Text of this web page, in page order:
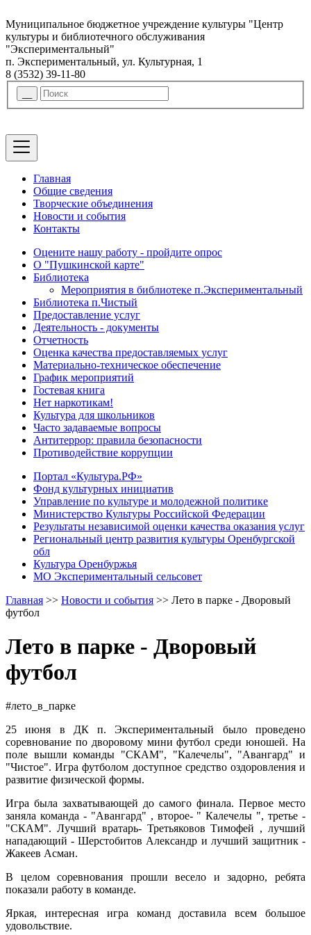
Муниципальное бюджетное учреждение культуры "Центр
культуры и библиотечного обслуживания
"Экспериментальный"
п. Экспериментальный, ул. Культурная, 1
8 (3532) 39-11-80
Главная
Общие сведения
Творческие объединения
Новости и события
Контакты
Оцените нашу работу - пройдите опрос
О "Пушкинской карте"
Библиотека
Мероприятия в библиотеке п.Экспериментальный
Библиотека п.Чистый
Предоставление услуг
Деятельность - документы
Отчетность
Оценка качества предоставляемых услуг
Материально-техническое обеспечение
График мероприятий
Гостевая книга
Нет наркотикам!
Культура для школьников
Часто задаваемые вопросы
Антитеррор: правила безопасности
Противодействие коррупции
Портал «Культура.РФ»
Фонд культурных инициатив
Управление по культуре и молодежной политике
Министерство Культуры Российской Федерации
Результаты независимой оценки качества оказания услуг
Региональный центр развития культуры Оренбургской
обл
Культура Оренбуржья
МО Экспериментальный сельсовет
Главная >> Новости и события >> Лето в парке - Дворовый
футбол
Лето в парке - Дворовый
футбол
#лето_в_парке
25 июня в ДК п. Экспериментальный было проведено
соревнование по дворовому мини футбол среди юношей. На
поле вышли команды "СКАМ", "Калечелы", "Авангард" и
"Чистое". Игра футболом доступное средство оздоровления и
развитие физической формы.
Игра была захватывающей до самого финала. Первое место
заняла команда - "Авангард" , второе- " Калечелы ", третье -
"СКАМ". Лучший вратарь- Третьяковов Тимофей , лучший
нападающий - Шерстобитов Александр и лучший защитник -
Жакеев Асман.
В целом соревнования прошли весело и задорно, ребята
показали работу в команде.
Яркая, интересная игра команд доставила всем большое
удовольствие.